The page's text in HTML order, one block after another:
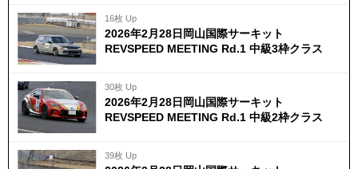
16枚 Up
2026年2月28日岡山国際サーキット
REVSPEED MEETING Rd.1 中級3枠クラス
30枚 Up
2026年2月28日岡山国際サーキット
REVSPEED MEETING Rd.1 中級2枠クラス
39枚 Up